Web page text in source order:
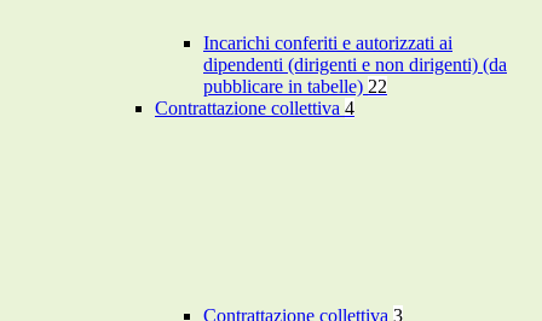
Incarichi conferiti e autorizzati ai
dipendenti (dirigenti e non dirigenti) (da
pubblicare in tabelle) 22
Contrattazione collettiva 4
Contrattazione collettiva 3